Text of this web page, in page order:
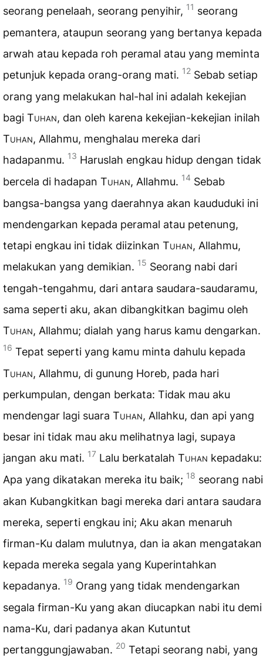
seorang penelaah, seorang penyihir, 11 seorang
pemantera, ataupun seorang yang bertanya kepada
arwah atau kepada roh peramal atau yang meminta
petunjuk kepada orang-orang mati. 12 Sebab setiap
orang yang melakukan hal-hal ini adalah kekejian
bagi Tuhan, dan oleh karena kekejian-kekejian inilah
Tuhan, Allahmu, menghalau mereka dari
hadapanmu. 13 Haruslah engkau hidup dengan tidak
bercela di hadapan Tuhan, Allahmu. 14 Sebab
bangsa-bangsa yang daerahnya akan kaududuki ini
mendengarkan kepada peramal atau petenung,
tetapi engkau ini tidak diizinkan Tuhan, Allahmu,
melakukan yang demikian. 15 Seorang nabi dari
tengah-tengahmu, dari antara saudara-saudaramu,
sama seperti aku, akan dibangkitkan bagimu oleh
Tuhan, Allahmu; dialah yang harus kamu dengarkan.
16 Tepat seperti yang kamu minta dahulu kepada
Tuhan, Allahmu, di gunung Horeb, pada hari
perkumpulan, dengan berkata: Tidak mau aku
mendengar lagi suara Tuhan, Allahku, dan api yang
besar ini tidak mau aku melihatnya lagi, supaya
jangan aku mati. 17 Lalu berkatalah Tuhan kepadaku:
Apa yang dikatakan mereka itu baik; 18 seorang nabi
akan Kubangkitkan bagi mereka dari antara saudara
mereka, seperti engkau ini; Aku akan menaruh
firman-Ku dalam mulutnya, dan ia akan mengatakan
kepada mereka segala yang Kuperintahkan
kepadanya. 19 Orang yang tidak mendengarkan
segala firman-Ku yang akan diucapkan nabi itu demi
nama-Ku, dari padanya akan Kutuntut
pertanggungjawaban. 20 Tetapi seorang nabi, yang